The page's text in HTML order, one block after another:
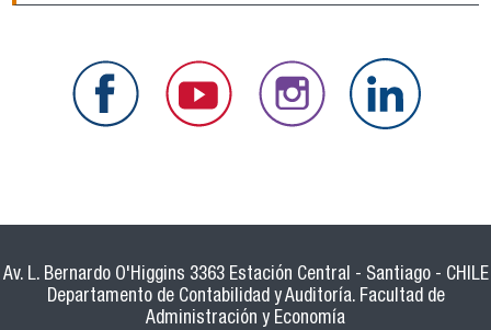
Av. L. Bernardo O'Higgins 3363 Estación Central - Santiago - CHILE
Departamento de Contabilidad y Auditoría. Facultad de
Administración y Economía